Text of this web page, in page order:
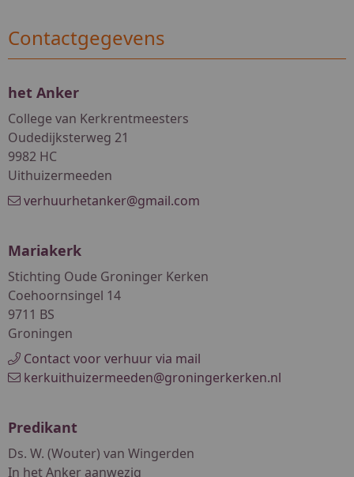
Contactgegevens
het Anker
College van Kerkrentmeesters
Oudedijksterweg 21
9982 HC
Uithuizermeeden
verhuurhetanker@gmail.com
Mariakerk
Stichting Oude Groninger Kerken
Coehoornsingel 14
9711 BS
Groningen
Contact voor verhuur via mail
kerkuithuizermeeden@groningerkerken.nl
Predikant
Ds. W. (Wouter) van Wingerden
In het Anker aanwezig